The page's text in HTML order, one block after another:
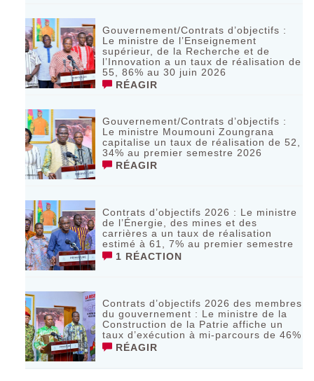
Gouvernement/Contrats d’objectifs :
Le ministre de l’Enseignement
supérieur, de la Recherche et de
l’Innovation a un taux de réalisation de
55, 86% au 30 juin 2026
RÉAGIR
Gouvernement/Contrats d’objectifs :
Le ministre Moumouni Zoungrana
capitalise un taux de réalisation de 52,
34% au premier semestre 2026
RÉAGIR
Contrats d’objectifs 2026 : Le ministre
de l’Énergie, des mines et des
carrières a un taux de réalisation
estimé à 61, 7% au premier semestre
1 RÉACTION
Contrats d’objectifs 2026 des membres
du gouvernement : Le ministre de la
Construction de la Patrie affiche un
taux d’exécution à mi-parcours de 46%
RÉAGIR